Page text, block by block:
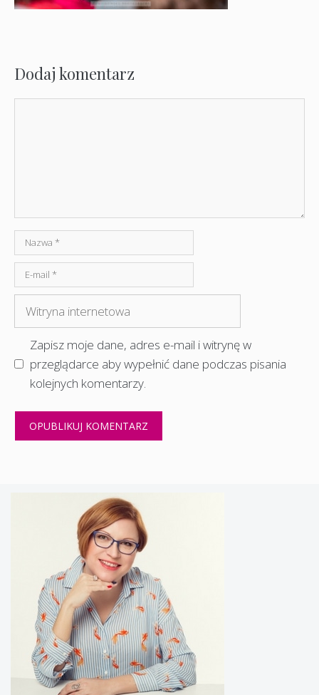
Dodaj komentarz
Nazwa
mail
internetowa
Zapisz moje dane, adres e-mail i witrynę w
przeglądarce aby wypełnić dane podczas pisania
kolejnych komentarzy.